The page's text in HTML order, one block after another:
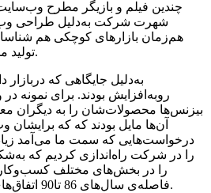
شهرت شرکت به‌دلیل طراحی
هم‌زمان بازارهای کوچکی هم
تولید محتوا درامد کسب می‌کردیم.
به‌‌دلیل جایگاهی که
روبه‌افزایش بودند. برای نمونه
بیزنس‌ها محصولات‌شان را به دیگران
آن‌ها مایل بودند که که
درخواست‌‌هایی که سمت ما می‌آمد زیاد
را در شرکت راه‌اندازی کردیم که
را در بخش‌های مختلف
فاصله‌ی سال‌های 86 تا90 اتفاق‌های مهمی در شرکت ما افتاد.